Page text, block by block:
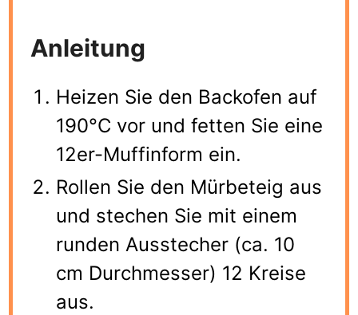
Anleitung
Heizen Sie den Backofen auf
190°C vor und fetten Sie eine
12er-Muffinform ein.
Rollen Sie den Mürbeteig aus
und stechen Sie mit einem
runden Ausstecher (ca. 10
cm Durchmesser) 12 Kreise
aus.